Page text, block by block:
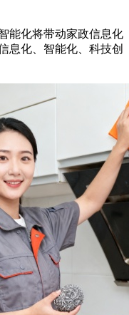
能化将带动家政信息化
息化、智能化、科技创